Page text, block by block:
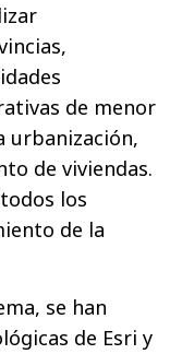
de menor
urbanización,
de viviendas.
los
de la
se han
de Esri y